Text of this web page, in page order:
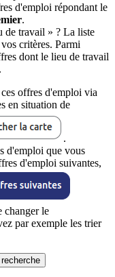
d'emploi répondant le
.
de travail » ? La liste
critères. Parmi
dont le lieu de travail
offres d'emploi via
en situation de
.
d'emploi que vous
d'emploi suivantes,
changer le
par exemple les trier